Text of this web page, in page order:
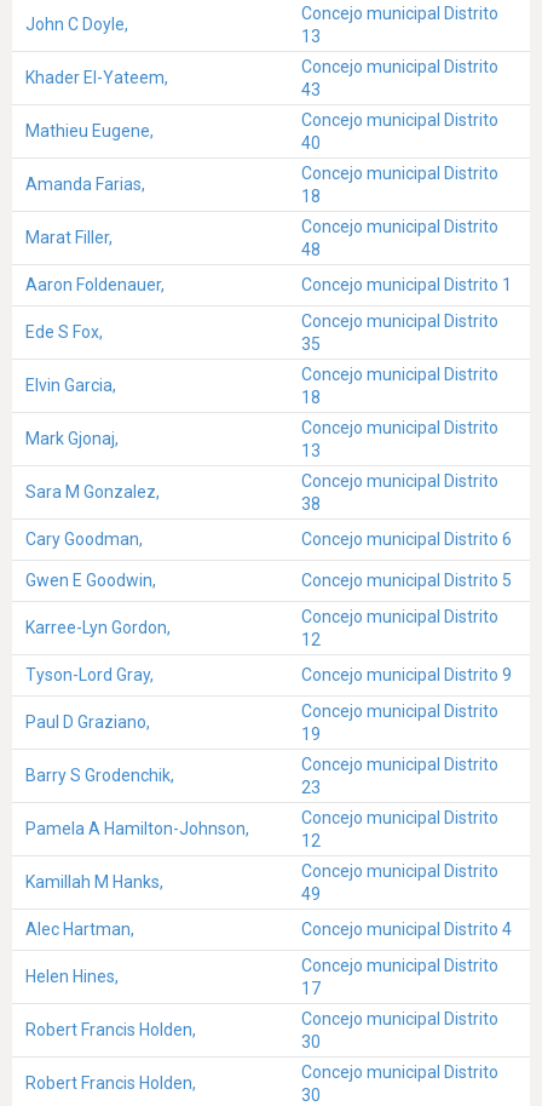
John C Doyle,
Concejo municipal Distrito
13
Khader El-Yateem,
Concejo municipal Distrito
43
Mathieu Eugene,
Concejo municipal Distrito
40
Amanda Farias,
Concejo municipal Distrito
18
Marat Filler,
Concejo municipal Distrito
48
Aaron Foldenauer,
Concejo municipal Distrito 1
Ede S Fox,
Concejo municipal Distrito
35
Elvin Garcia,
Concejo municipal Distrito
18
Mark Gjonaj,
Concejo municipal Distrito
13
Sara M Gonzalez,
Concejo municipal Distrito
38
Cary Goodman,
Concejo municipal Distrito 6
Gwen E Goodwin, Concejo municipal Distrito 5
Karree-Lyn Gordon,
Concejo municipal Distrito
12
Tyson-Lord Gray,
Concejo municipal Distrito 9
Paul D Graziano,
Concejo municipal Distrito
19
Barry S Grodenchik,
Concejo municipal Distrito
23
Pamela A Hamilton-Johnson,
Concejo municipal Distrito
12
Kamillah M Hanks,
Concejo municipal Distrito
49
Alec Hartman,
Concejo municipal Distrito 4
Helen Hines,
Concejo municipal Distrito
17
Robert Francis Holden,
Concejo municipal Distrito
30
Robert Francis Holden,
Concejo municipal Distrito
30